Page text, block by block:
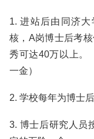
1. 进站后由同济
核，A岗博士后考
秀可达40万以上。
一金）
2. 学校每年为博士
3. 博士后研究人员